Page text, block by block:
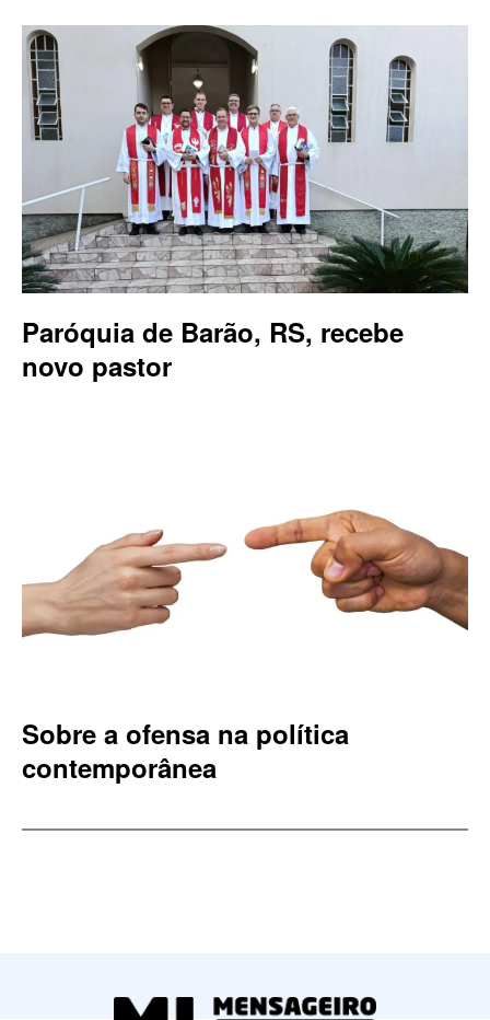
Paróquia de Barão, RS, recebe
novo pastor
Sobre a ofensa na política
contemporânea